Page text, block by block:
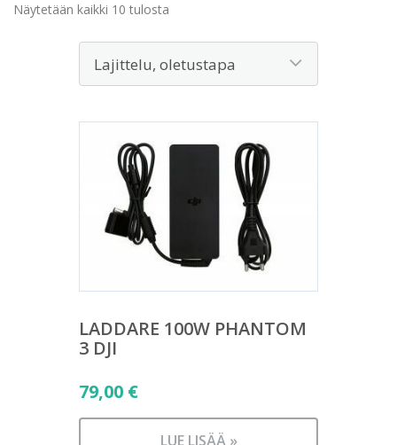
Näytetään kaikki 10 tulosta
LADDARE 100W PHANTOM
3 DJI
79,00 €
LUE LISÄÄ »